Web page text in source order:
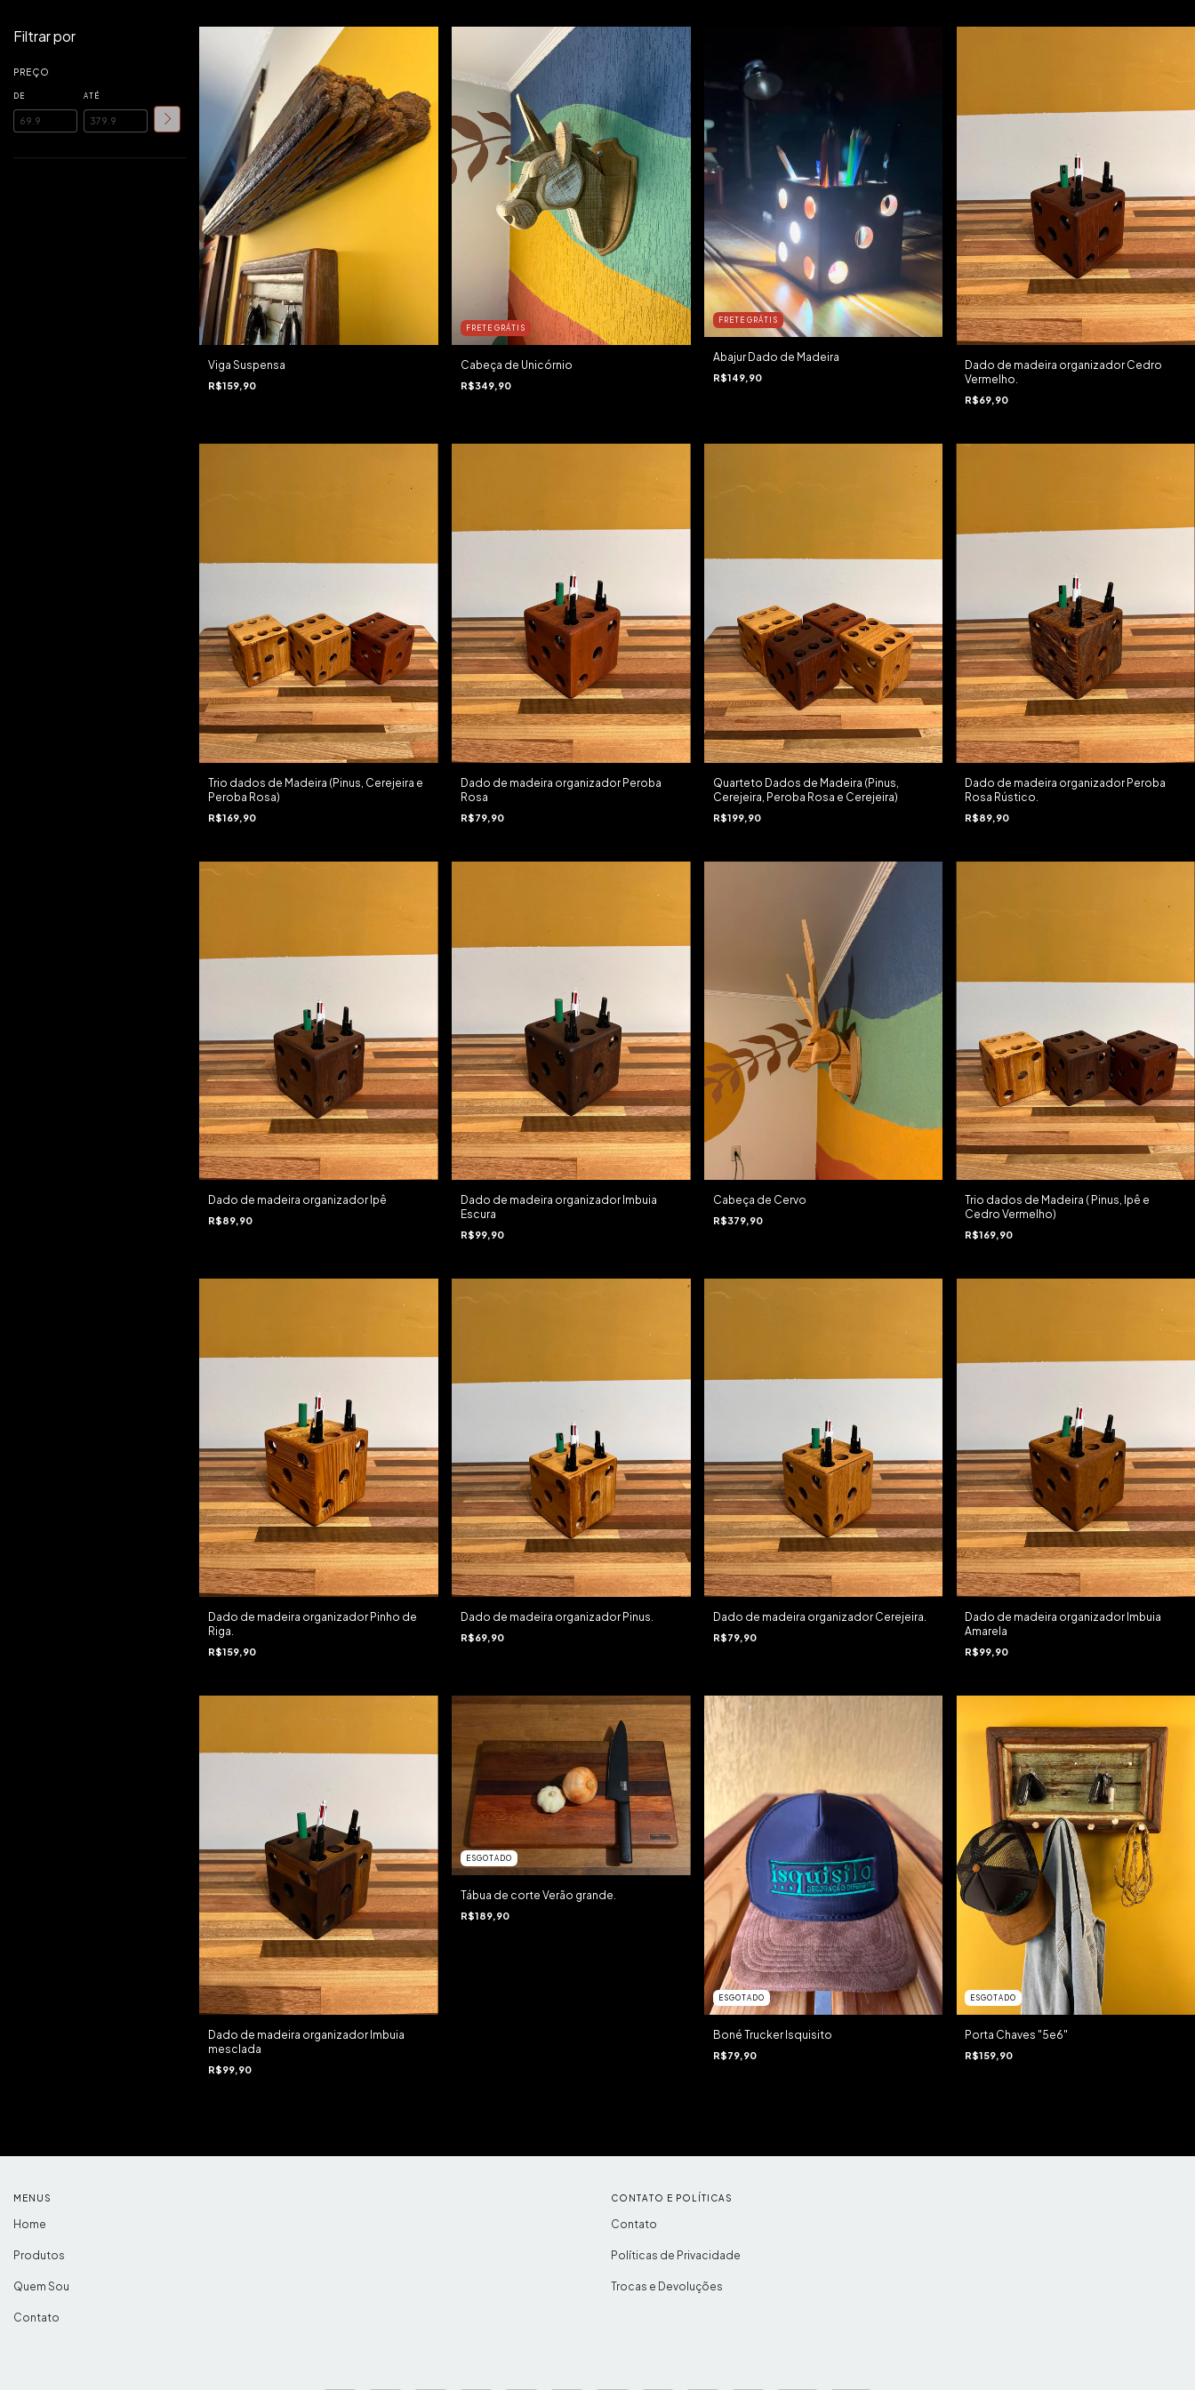
Filtrar por
PREÇO
DE ATÉ
Viga Suspensa
R$159,90
FRETE GRÁTIS
Cabeça de Unicórnio
R$349,90
FRETE GRÁTIS
Abajur Dado de Madeira
R$149,90
Dado de madeira organizador Cedro
Vermelho.
R$69,90
Trio dados de Madeira (Pinus, Cerejeira e
Peroba Rosa)
R$169,90
Dado de madeira organizador Peroba
Rosa
R$79,90
Quarteto Dados de Madeira (Pinus,
Cerejeira, Peroba Rosa e Cerejeira)
R$199,90
Dado de madeira organizador Peroba
Rosa Rústico.
R$89,90
Dado de madeira organizador Ipê
R$89,90
Dado de madeira organizador Imbuia
Escura
R$99,90
Cabeça de Cervo
R$379,90
Trio dados de Madeira ( Pinus, Ipê e
Cedro Vermelho)
R$169,90
Dado de madeira organizador Pinho de
Riga.
R$159,90
Dado de madeira organizador Pinus.
R$69,90
Dado de madeira organizador Cerejeira.
R$79,90
Dado de madeira organizador Imbuia
Amarela
R$99,90
Dado de madeira organizador Imbuia
mesclada
R$99,90
ESGOTADO
Tábua de corte Verão grande.
R$189,90
ESGOTADO
Boné Trucker Isquisito
R$79,90
ESGOTADO
Porta Chaves "5e6"
R$159,90
MENUS
Home
Produtos
Quem Sou
Contato
CONTATO E POLÍTICAS
Contato
Políticas de Privacidade
Trocas e Devoluções